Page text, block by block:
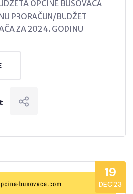
OPĆINE BUSOVAČA
PRORAČUN/BUDŽET
ZA 2024. GODINU
19
DEC’23